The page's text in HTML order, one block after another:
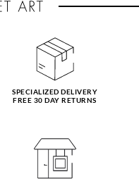
SPECIALIZED DELIVERY
FREE 30 DAY RETURNS